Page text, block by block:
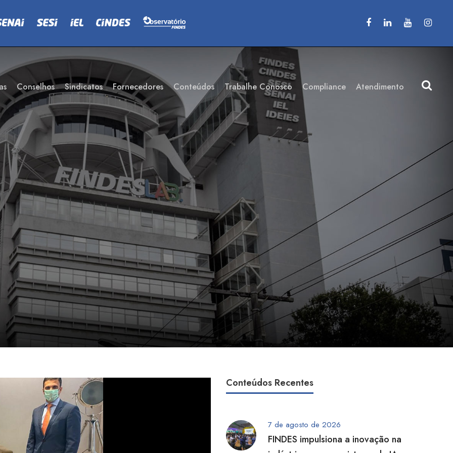
Conselhos Sindicatos Fornecedores Conteúdos Trabalhe Conosco Compliance Atendimento
Conteúdos Recentes
7 de agosto de 2026
FINDES impulsiona a inovação na